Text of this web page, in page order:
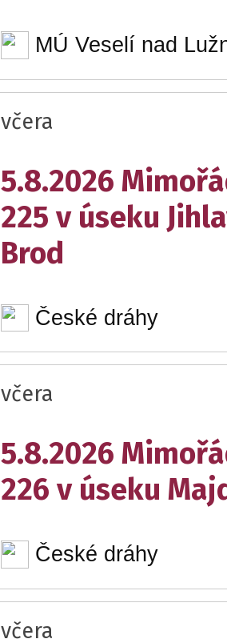
MÚ Veselí nad
včera
5.8.2026
225 v úseku
Brod
České dráhy
včera
5.8.2026
226 v úseku
České dráhy
včera